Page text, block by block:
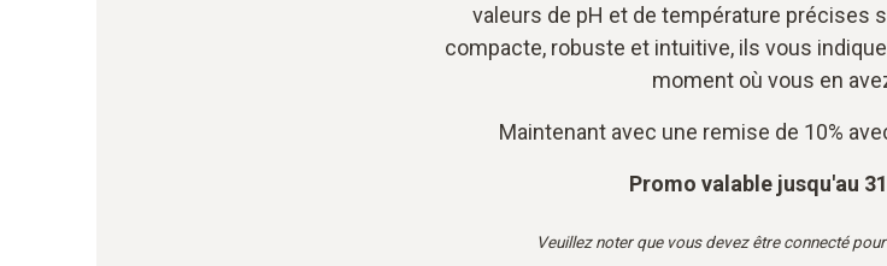
valeurs de pH et de température précises
compacte, robuste et intuitive, ils vous
moment où vous en
Maintenant avec une remise de 10%
Promo valable jusqu'au
Veuillez noter que vous devez être connecté